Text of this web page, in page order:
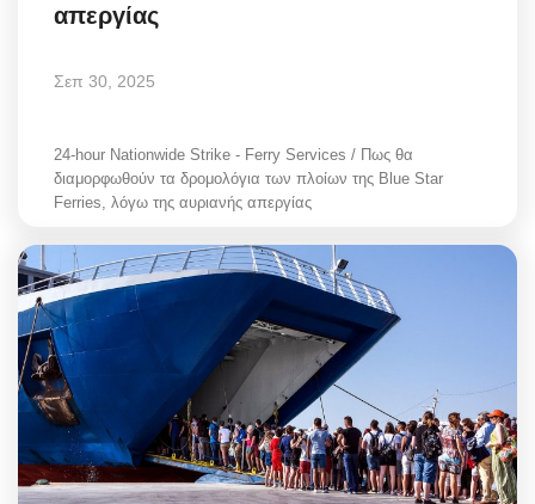
απεργίας
Σεπ 30, 2025
24-hour Nationwide Strike - Ferry Services / Πως θα
διαμορφωθούν τα δρομολόγια των πλοίων της Blue Star
Ferries, λόγω της αυριανής απεργίας